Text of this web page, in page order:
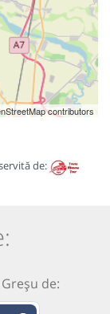
contributors
de:
de: